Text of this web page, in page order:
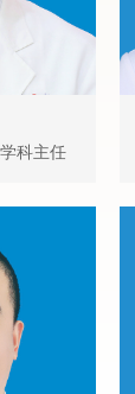
科主任